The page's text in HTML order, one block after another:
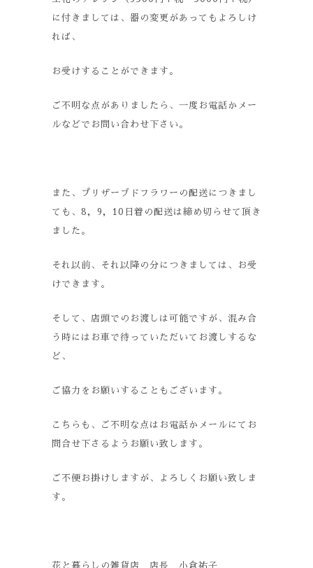
に付きましては、器の変更があってもよろしけ
れば、
お受けすることができます。
ご不明な点がありましたら、一度お電話かメー
ルなどでお問い合わせ下さい。
また、プリザーブドフラワーの配送につきまし
ても、8，9，10日着の配送は締め切らせて頂き
ました。
それ以前、それ以降の分につきましては、お受
けできます。
そして、店頭でのお渡しは可能ですが、混み合
う時にはお車で待っていただいてお渡しするな
ど、
ご協力をお願いすることもございます。
こちらも、ご不明な点はお電話かメールにてお
問合せ下さるようお願い致します。
ご不便お掛けしますが、よろしくお願い致しま
す。
花と暮らしの雑貨店 店長 小倉祐子